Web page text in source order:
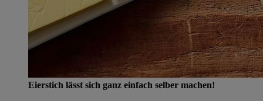
Eierstich lässt sich ganz einfach selber machen!